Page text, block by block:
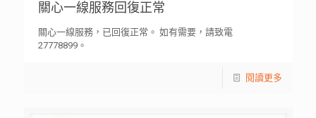
關心一線服務回復正常
關心一線服務，已回復正常。 如有需要，請致電
27778899。
閱讀更多